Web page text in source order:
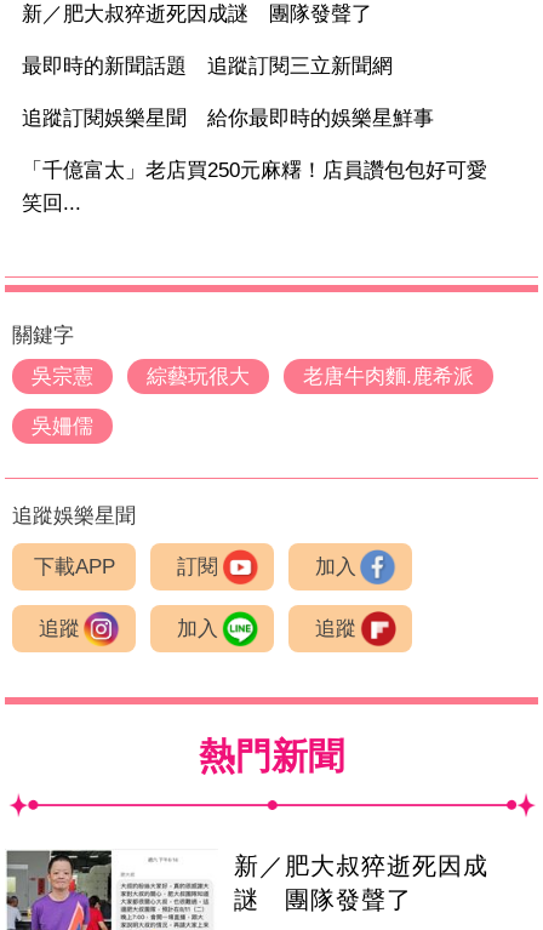
新／肥大叔猝逝死因成謎 團隊發聲了
最即時的新聞話題 追蹤訂閱三立新聞網
追蹤訂閱娛樂星聞 給你最即時的娛樂星鮮事
「千億富太」老店買250元麻糬！店員讚包包好可愛
笑回...
關鍵字
吳宗憲
綜藝玩很大 老唐牛肉麵.鹿希派
吳姍儒
追蹤娛樂星聞
下載APP 訂閱 加入
追蹤 加入 追蹤
熱門新聞
新／肥大叔猝逝死因成
謎 團隊發聲了